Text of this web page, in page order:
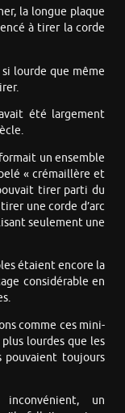
la longue plaque
à tirer la corde
lourde que même
été largement
un ensemble
« crémaillère et
tirer parti du
une corde d’arc
seulement une
étaient encore la
considérable en
comme ces mini-
lourdes que les
pouvaient toujours
inconvénient, un